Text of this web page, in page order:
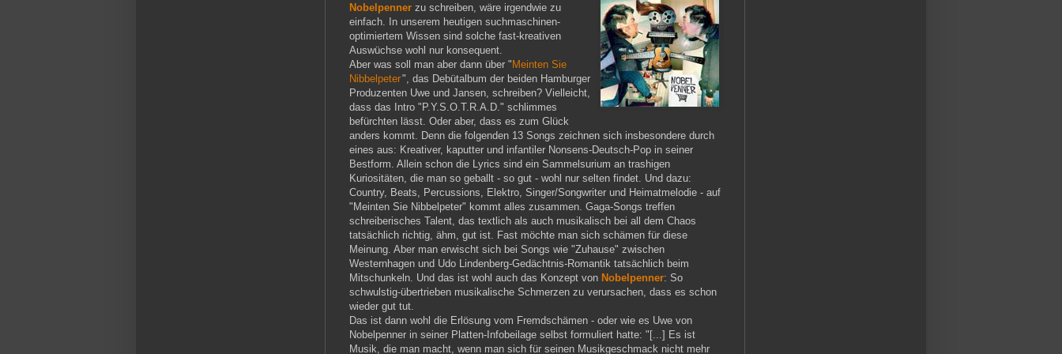
Nobelpenner zu schreiben, wäre irgendwie zu
einfach. In unserem heutigen suchmaschinen-
optimiertem Wissen sind solche fast-kreativen
Auswüchse wohl nur konsequent.
Aber was soll man aber dann über " Meinten Sie
Nibbelpeter", das Debütalbum der beiden Hamburger
Produzenten Uwe und Jansen, schreiben? Vielleicht,
dass das Intro "P.Y.S.O.T.R.A.D." schlimmes
befürchten lässt. Oder aber, dass es zum Glück
anders kommt. Denn die folgenden 13 Songs zeichnen sich insbesondere durch
eines aus: Kreativer, kaputter und infantiler Nonsens-Deutsch-Pop in seiner
Bestform. Allein schon die Lyrics sind ein Sammelsurium an trashigen
Kuriositäten, die man so geballt - so gut - wohl nur selten findet. Und dazu:
Country, Beats, Percussions, Elektro, Singer/Songwriter und Heimatmelodie - auf
"Meinten Sie Nibbelpeter" kommt alles zusammen. Gaga-Songs treffen
schreiberisches Talent, das textlich als auch musikalisch bei all dem Chaos
tatsächlich richtig, ähm, gut ist. Fast möchte man sich schämen für diese
Meinung. Aber man erwischt sich bei Songs wie "Zuhause" zwischen
Westernhagen und Udo Lindenberg-Gedächtnis-Romantik tatsächlich beim
Mitschunkeln. Und das ist wohl auch das Konzept von Nobelpenner: So
schwulstig-übertrieben musikalische Schmerzen zu verursachen, dass es schon
wieder gut tut.
Das ist dann wohl die Erlösung vom Fremdschämen - oder wie es Uwe von
Nobelpenner in seiner Platten-Infobeilage selbst formuliert hatte: "[...] Es ist
Musik, die man macht, wenn man sich für seinen Musikgeschmack nicht mehr